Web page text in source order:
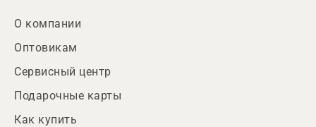
О компании
Оптовикам
Сервисный центр
Подарочные карты
Как купить